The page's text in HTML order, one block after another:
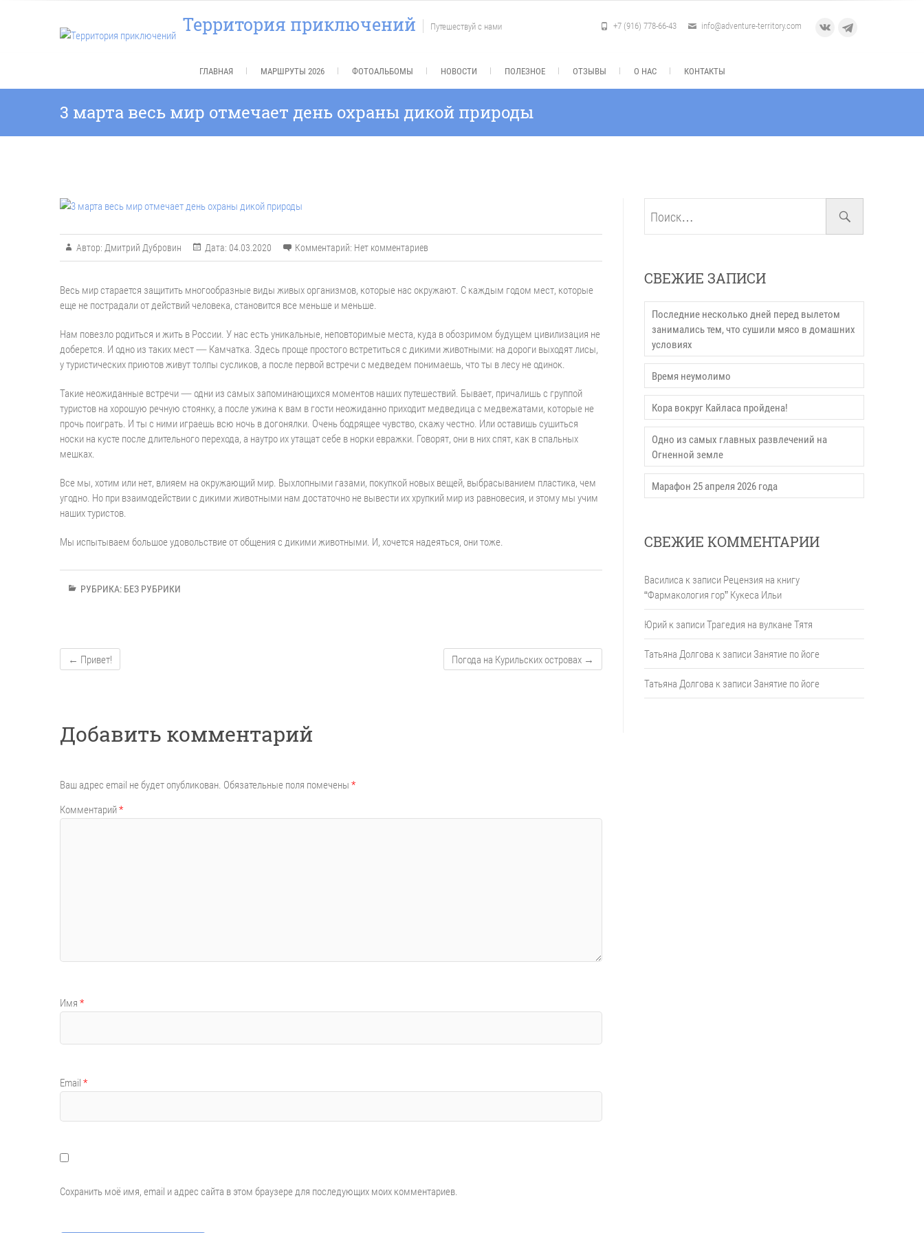
Территория приключений Путешествуй с нами VK Telegram
+7 (916) 778-66-43 info@adventure-territory.com
ГЛАВНАЯ МАРШРУТЫ 2026 ФОТОАЛЬБОМЫ НОВОСТИ ПОЛЕЗНОЕ ОТЗЫВЫ О НАС КОНТАКТЫ
3 марта весь мир отмечает день охраны дикой природы
Автор: Дмитрий Дубровин Дата: 04.03.2020 Комментарий: Нет комментариев
Весь мир старается защитить многообразные виды живых организмов, которые нас окружают. С каждым годом мест, которые
еще не пострадали от действий человека, становится все меньше и меньше.
Нам повезло родиться и жить в России. У нас есть уникальные, неповторимые места, куда в обозримом будущем цивилизация не
доберется. И одно из таких мест — Камчатка. Здесь проще простого встретиться с дикими животными: на дороги выходят лисы,
у туристических приютов живут толпы сусликов, а после первой встречи с медведем понимаешь, что ты в лесу не одинок.
Такие неожиданные встречи — одни из самых запоминающихся моментов наших путешествий. Бывает, причалишь с группой
туристов на хорошую речную стоянку, а после ужина к вам в гости неожиданно приходит медведица с медвежатами, которые не
прочь поиграть. И ты с ними играешь всю ночь в догонялки. Очень бодрящее чувство, скажу честно. Или оставишь сушиться
носки на кусте после длительного перехода, а наутро их утащат себе в норки евражки. Говорят, они в них спят, как в спальных
мешках.
Все мы, хотим или нет, влияем на окружающий мир. Выхлопными газами, покупкой новых вещей, выбрасыванием пластика, чем
угодно. Но при взаимодействии с дикими животными нам достаточно не вывести их хрупкий мир из равновесия, и этому мы учим
наших туристов.
Мы испытываем большое удовольствие от общения с дикими животными. И, хочется надеяться, они тоже.
РУБРИКА: БЕЗ РУБРИКИ
← Привет! Погода на Курильских островах →
Добавить комментарий
Ваш адрес email не будет опубликован. Обязательные поля помечены *
Комментарий*
Имя *
Email *
Сохранить моё имя, email и адрес сайта в этом браузере для последующих моих комментариев.
СВЕЖИЕ ЗАПИСИ
Последние несколько дней перед вылетом
занимались тем, что сушили мясо в домашних
условиях
Время неумолимо
Кора вокруг Кайласа пройдена!
Одно из самых главных развлечений на
Огненной земле
Марафон 25 апреля 2026 года
СВЕЖИЕ КОММЕНТАРИИ
Василиса к записи Рецензия на книгу
“Фармакология гор” Кукеса Ильи
Юрий к записиТрагедия на вулкане Тятя
Татьяна Долгова к записиЗанятие по йоге
Татьяна Долгова к записиЗанятие по йоге